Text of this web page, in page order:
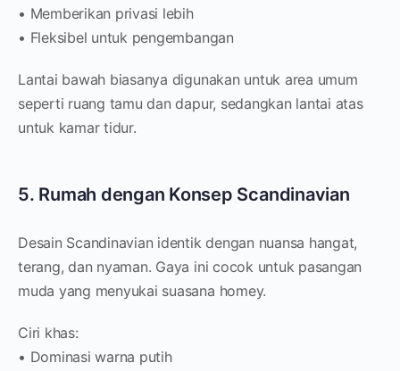
• Memberikan privasi lebih
• Fleksibel untuk pengembangan
Lantai bawah biasanya digunakan untuk area umum
seperti ruang tamu dan dapur, sedangkan lantai atas
untuk kamar tidur.
5. Rumah dengan Konsep Scandinavian
Desain Scandinavian identik dengan nuansa hangat,
terang, dan nyaman. Gaya ini cocok untuk pasangan
muda yang menyukai suasana homey.
Ciri khas:
• Dominasi warna putih